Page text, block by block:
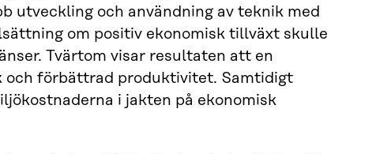
utveckling och användning av teknik med
om positiv ekonomisk tillväxt skulle
Tvärtom visar resultaten att en
och förbättrad produktivitet. Samtidigt
i jakten på ekonomisk